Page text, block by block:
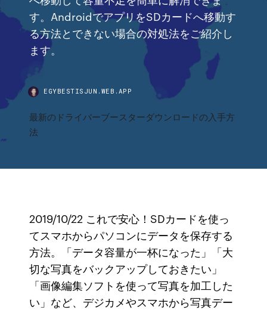
す。AndroidでアプリをSDカードへ移動す
る方法とできない場合の対処法をご紹介し
ます。
EGYBESTISJUN.WEB.APP
最新のドライバーブースターダウンロードの入手方
法
2019/10/22 これで安心！SDカードを使っ
てスマホからパソコンにデータを保存する
方法。「データ容量が一杯になった」「大
切な写真をバックアップしておきたい」
「画像編集ソフトを使って写真を加工した
い」など、デジカメやスマホから写真デー